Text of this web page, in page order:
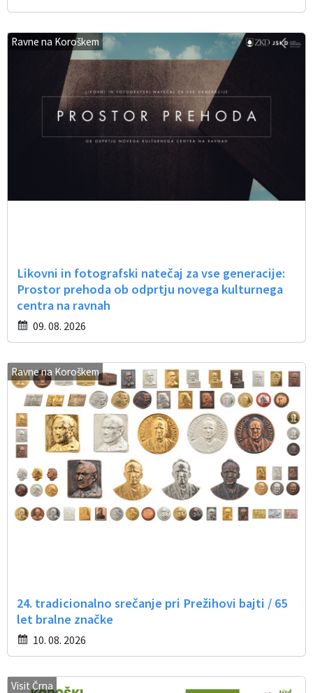
Ravne na Koroškem
Likovni in fotografski natečaj za vse generacije:
Prostor prehoda ob odprtju novega kulturnega
centra na ravnah
09. 08. 2026
Ravne na Koroškem
24. tradicionalno srečanje pri Prežihovi bajti / 65
let bralne značke
10. 08. 2026
Visit Črna